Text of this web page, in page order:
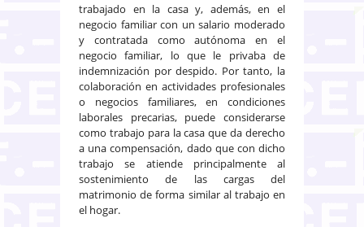
trabajado en la casa y, además, en el
negocio familiar con un salario moderado
y contratada como autónoma en el
negocio familiar, lo que le privaba de
indemnización por despido. Por tanto, la
colaboración en actividades profesionales
o negocios familiares, en condiciones
laborales precarias, puede considerarse
como trabajo para la casa que da derecho
a una compensación, dado que con dicho
trabajo se atiende principalmente al
sostenimiento de las cargas del
matrimonio de forma similar al trabajo en
el hogar.